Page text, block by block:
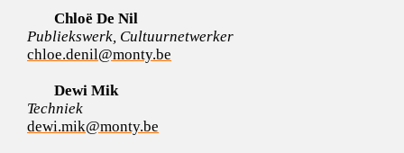
Chloë De Nil
Publiekswerk, Cultuurnetwerker
chloe.denil@monty.be
Dewi Mik
Techniek
dewi.mik@monty.be